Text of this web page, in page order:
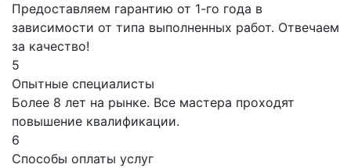
Предоставляем гарантию от 1-го года в
зависимости от типа выполненных работ. Отвечаем
за качество!
5
Опытные специалисты
Более 8 лет на рынке. Все мастера проходят
повышение квалификации.
6
Способы оплаты услуг